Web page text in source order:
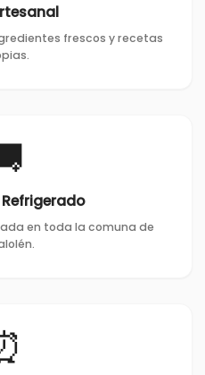
frescos y recetas
en toda la comuna de